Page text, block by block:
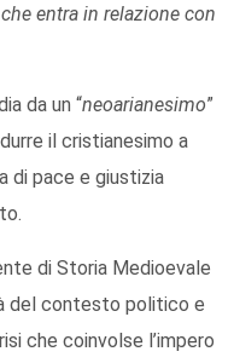
entra in relazione con
da un “neoarianesimo”
il cristianesimo a
di pace e giustizia
di Storia Medioevale
del contesto politico e
che coinvolse l’impero